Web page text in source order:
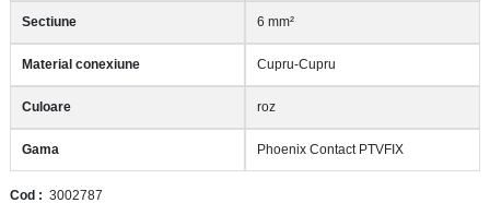
Sectiune 6 mm²
Material conexiune Cupru-Cupru
Culoare roz
Gama Phoenix Contact PTVFIX
Cod 3002787